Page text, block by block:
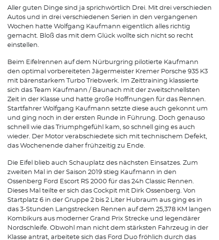
Aller guten Dinge sind ja sprichwörtlich Drei. Mit drei verschieden
Autos und in drei verschiedenen Serien in den vergangenen
Wochen hatte Wolfgang Kaufmann eigentlich alles richtig
gemacht. Bloß das mit dem Glück wollte sich nicht so recht
einstellen.
Beim Eifelrennen auf dem Nürburgring pilotierte Kaufmann
den optimal vorbereiteten Jägermeister Kremer Porsche 935 K3
mit bärenstarkem Turbo Triebwerk. Im Zeittraining klassierte
sich das Team Kaufmann / Baunach mit der zweitschnellsten
Zeit in der Klasse und hatte große Hoffnungen für das Rennen.
Startfahrer Wolfgang Kaufmann setzte diese auch gekonnt um
und ging noch in der ersten Runde in Führung. Doch genauso
schnell wie das Triumphgefühl kam, so schnell ging es auch
wieder. Der Motor verabschiedete sich mit technischem Defekt,
das Wochenende daher frühzeitig zu Ende.
Die Eifel blieb auch Schauplatz des nächsten Einsatzes. Zum
zweiten Mal in der Saison 2019 stieg Kaufmann in den
Ossenberg Ford Escort RS 2000 für das 24h Classic Rennen.
Dieses Mal teilte er sich das Cockpit mit Dirk Ossenberg. Von
Startplatz 6 in der Gruppe 2 bis 2 Liter Hubraum aus ging es in
das 3-Stunden Langstrecken Rennen auf dem 25,378 KM langen
Kombikurs aus moderner Grand Prix Strecke und legendärer
Nordschleife. Obwohl man nicht dem stärksten Fahrzeug in der
Klasse antrat, arbeitete sich das Ford Duo fröhlich durch das